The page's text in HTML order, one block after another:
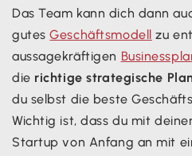
Das Team kann dich dann
gutesGeschäftsmodell zu
aussagekräftigen
die richtige strategische
du selbst die beste
Wichtig ist, dass du mit
Startup von Anfang an mit